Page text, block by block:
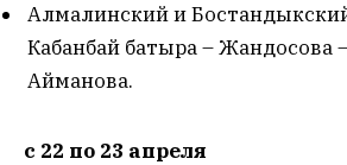
Алмалинский и
Кабанбай батыра – Жандосова
Айманова.
с 22 по 23 апреля